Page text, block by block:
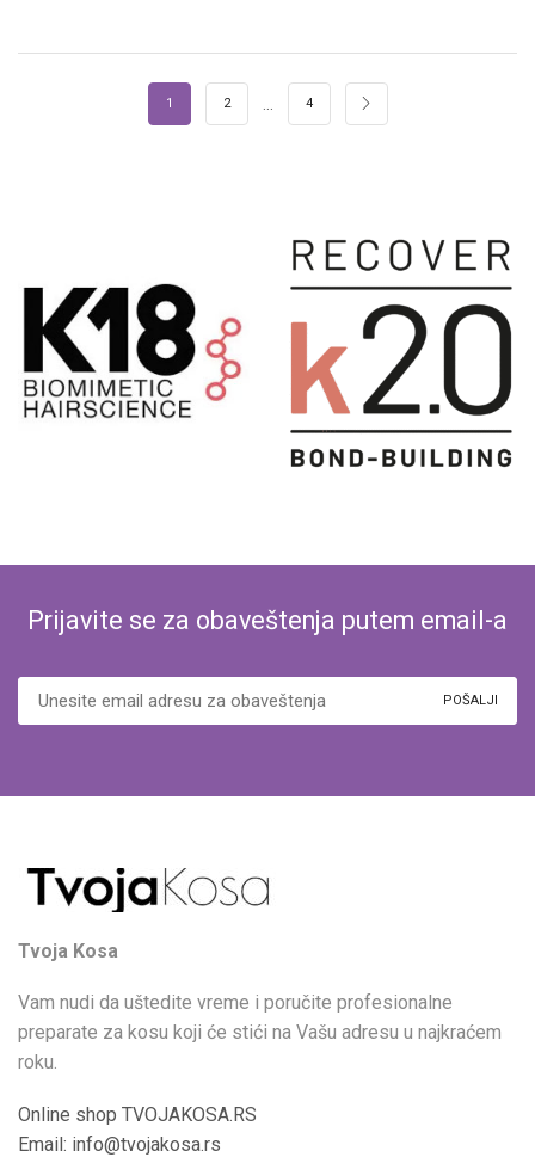
1 2 4
Prijavite se za obaveštenja putem email-a
Tvoja Kosa
Vam nudi da uštedite vreme i poručite profesionalne
preparate za kosu koji će stići na Vašu adresu u najkraćem
roku.
Online shop TVOJAKOSA.RS
Email: info@tvojakosa.rs